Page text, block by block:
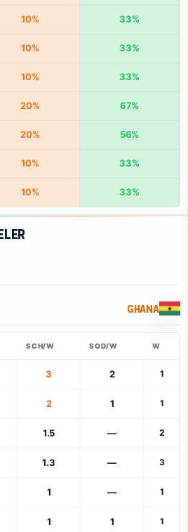
10% 33%
10% 33%
10% 33%
20% 67%
20% 56%
10% 33%
10% 33%
Ghana
SCH/W SOD/W W
3 2 1
2 1 1
1.5 — 2
1.3 — 3
1 — 1
1 1 1